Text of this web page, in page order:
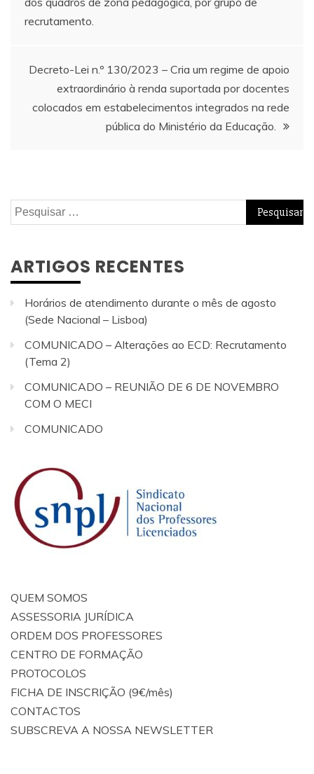
de
recrutamento.
Decreto-Lei n.º 130/2023 – Cria um regime de apoio
extraordinário à renda suportada por docentes
colocados em estabelecimentos integrados na rede
pública do Ministério da Educação.
Pesquisar
por:
ARTIGOS RECENTES
Horários de atendimento durante o mês de agosto
(Sede Nacional – Lisboa)
COMUNICADO – Alterações ao ECD: Recrutamento
(Tema 2)
COMUNICADO – REUNIÃO DE 6 DE NOVEMBRO
COM O MECI
COMUNICADO
QUEM SOMOS
ASSESSORIA JURÍDICA
ORDEM DOS PROFESSORES
CENTRO DE FORMAÇÃO
PROTOCOLOS
FICHA DE INSCRIÇÃO (9€/mês)
CONTACTOS
SUBSCREVA A NOSSA NEWSLETTER